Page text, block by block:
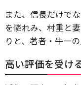
また、信長だけで
を憐れみ、村重と
りと、著者・牛一
高い評価を受け